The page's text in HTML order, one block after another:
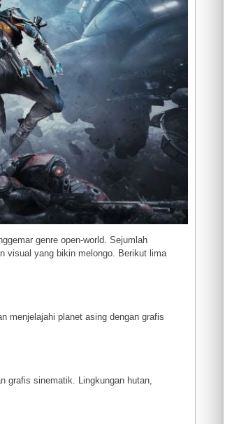
genre open-world. Sejumlah
visual yang bikin melongo. Berikut lima
menjelajahi planet asing dengan grafis
grafis sinematik. Lingkungan hutan,